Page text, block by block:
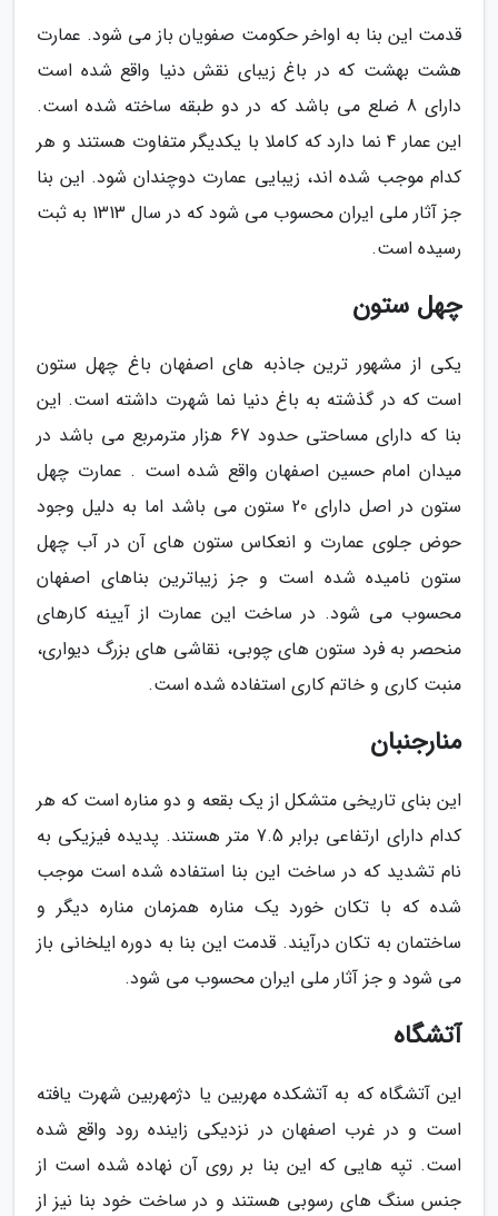
قدمت این بنا به اواخر حکومت صفویان باز می شود. عمارت
هشت بهشت که در باغ زیبای نقش دنیا واقع شده است
دارای 8 ضلع می باشد که در دو طبقه ساخته شده است.
این عمار 4 نما دارد که کاملا با یکدیگر متفاوت هستند و هر
کدام موجب شده اند، زیبایی عمارت دوچندان شود. این بنا
جز آثار ملی ایران محسوب می شود که در سال 1313 به ثبت
رسیده است.
چهل ستون
یکی از مشهور ترین جاذبه های اصفهان باغ چهل ستون
است که در گذشته به باغ دنیا نما شهرت داشته است. این
بنا که دارای مساحتی حدود 67 هزار مترمربع می باشد در
میدان امام حسین اصفهان واقع شده است . عمارت چهل
ستون در اصل دارای 20 ستون می باشد اما به دلیل وجود
حوض جلوی عمارت و انعکاس ستون های آن در آب چهل
ستون نامیده شده است و جز زیباترین بناهای اصفهان
محسوب می شود. در ساخت این عمارت از آیینه کارهای
منحصر به فرد ستون های چوبی، نقاشی های بزرگ دیواری،
منبت کاری و خاتم کاری استفاده شده است.
منارجنبان
این بنای تاریخی متشکل از یک بقعه و دو مناره است که هر
کدام دارای ارتفاعی برابر 7.5 متر هستند. پدیده فیزیکی به
نام تشدید که در ساخت این بنا استفاده شده است موجب
شده که با تکان خورد یک مناره همزمان مناره دیگر و
ساختمان به تکان درآیند. قدمت این بنا به دوره ایلخانی باز
می شود و جز آثار ملی ایران محسوب می شود.
آتشگاه
این آتشگاه که به آتشکده مهربین یا دژمهربین شهرت یافته
است و در غرب اصفهان در نزدیکی زاینده رود واقع شده
است. تپه هایی که این بنا بر روی آن نهاده شده است از
جنس سنگ های رسوبی هستند و در ساخت خود بنا نیز از